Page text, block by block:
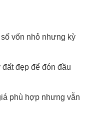
vốn nhỏ nhưng kỳ
đẹp để đón đầu
phù hợp nhưng vẫn